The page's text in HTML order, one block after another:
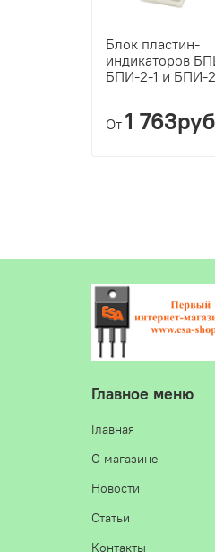
Блок пластин-
индикаторов
БПИ-2-1 и БПИ-
От 1
Главное меню
Главная
О магазине
Новости
Статьи
Контакты